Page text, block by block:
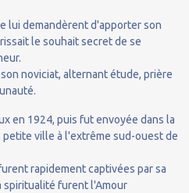
lui demandèrent d'apporter son
le souhait secret de se
noviciat, alternant étude, prière
en 1924, puis fut envoyée dans la
petite ville à l'extrême sud-ouest de
rapidement captivées par sa
spiritualité furent l'Amour